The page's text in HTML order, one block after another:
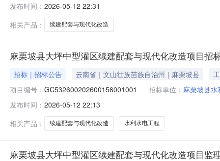
发布时间： 2026-05-12 22:31
相关产品：
续建配套与现代化改造
麻栗坡县大坪中型灌区续建配套与现代化改造项目招
招标｜招标公告 云南省｜文山壮族苗族自治州｜麻栗坡县
项目编号： GC532600202600156001001 招标单位： 麻栗坡县
发布时间： 2026-05-12 22:13
相关产品：
续建配套与现代化改造 水利水电工程
麻栗坡县大坪中型灌区续建配套与现代化改造项目监